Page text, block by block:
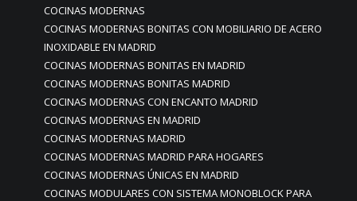
COCINAS MODERNAS
COCINAS MODERNAS BONITAS CON MOBILIARIO DE ACERO
INOXIDABLE EN MADRID
COCINAS MODERNAS BONITAS EN MADRID
COCINAS MODERNAS BONITAS MADRID
COCINAS MODERNAS CON ENCANTO MADRID
COCINAS MODERNAS EN MADRID
COCINAS MODERNAS MADRID
COCINAS MODERNAS MADRID PARA HOGARES
COCINAS MODERNAS ÚNICAS EN MADRID
COCINAS MODULARES CON SISTEMA MONOBLOCK PARA